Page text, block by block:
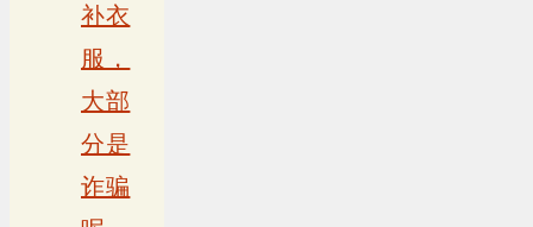
补衣
服，
大部
分是
诈骗